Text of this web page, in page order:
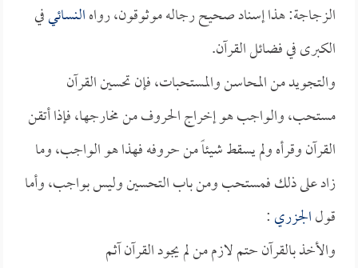
الزجاجة: هذا إسناد صحيح رجاله موثوقون، رواهالنسائيفي
الكبرى في فضائل القرآن.
والتجويد من المحاسن والمستحبات، فإن تحسين القرآن
مستحب، والواجب هو إخراج الحروف من مخارجها، فإذا أتقن
القرآن وقرأه ولم يسقط شيئاً من حروفه فهذا هو الواجب، وما
زاد على ذلك فمستحب ومن باب التحسين وليس بواجب، وأما
قولالجزري:
والأخذ بالقرآن حتم لازم من لم يجود القرآن آثم